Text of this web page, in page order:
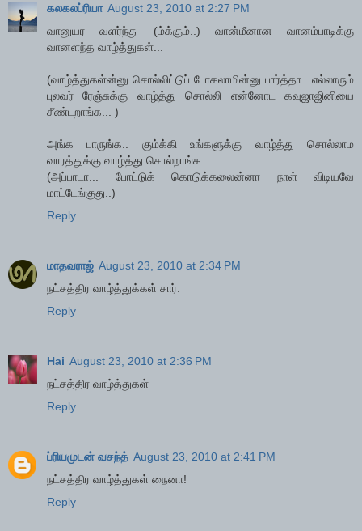
கலகலப்ரியா August 23, 2010 at 2:27 PM
வானுயர வளர்ந்து (ம்க்கும்..) வான்மீனான வானம்பாடிக்கு
வானளந்த வாழ்த்துகள்...
(வாழ்த்துகள்ன்னு சொல்லிட்டுப் போகலாமின்னு பார்த்தா.. எல்லாரும்
புலவர் ரேஞ்சுக்கு வாழ்த்து சொல்லி என்னோட கவுஜாஜினியை
சீண்டறாங்க... )
அங்க பாருங்க.. கும்க்கி உங்களுக்கு வாழ்த்து சொல்லாம
வாரத்துக்கு வாழ்த்து சொல்றாங்க...
(அப்பாடா... போட்டுக் கொடுக்கலைன்னா நாள் விடியவே
மாட்டேங்குது..)
Reply
மாதவராஜ் August 23, 2010 at 2:34 PM
நட்சத்திர வாழ்த்துக்கள் சார்.
Reply
Hai August 23, 2010 at 2:36 PM
நட்சத்திர வாழ்த்துகள்
Reply
ப்ரியமுடன் வசந்த் August 23, 2010 at 2:41 PM
நட்சத்திர வாழ்த்துகள் நைனா!
Reply